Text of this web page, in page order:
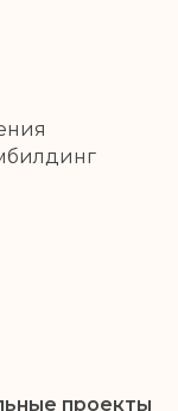
проекты